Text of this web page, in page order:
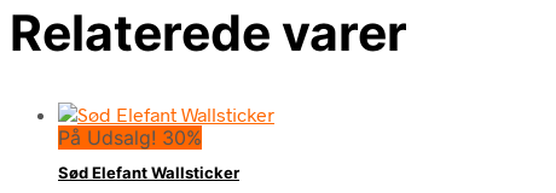
Relaterede varer
På Udsalg! 30%
Sød Elefant Wallsticker